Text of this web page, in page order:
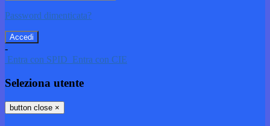
Password dimenticata?
-
Entra con SPID Entra con CIE
Seleziona utente
button close ×